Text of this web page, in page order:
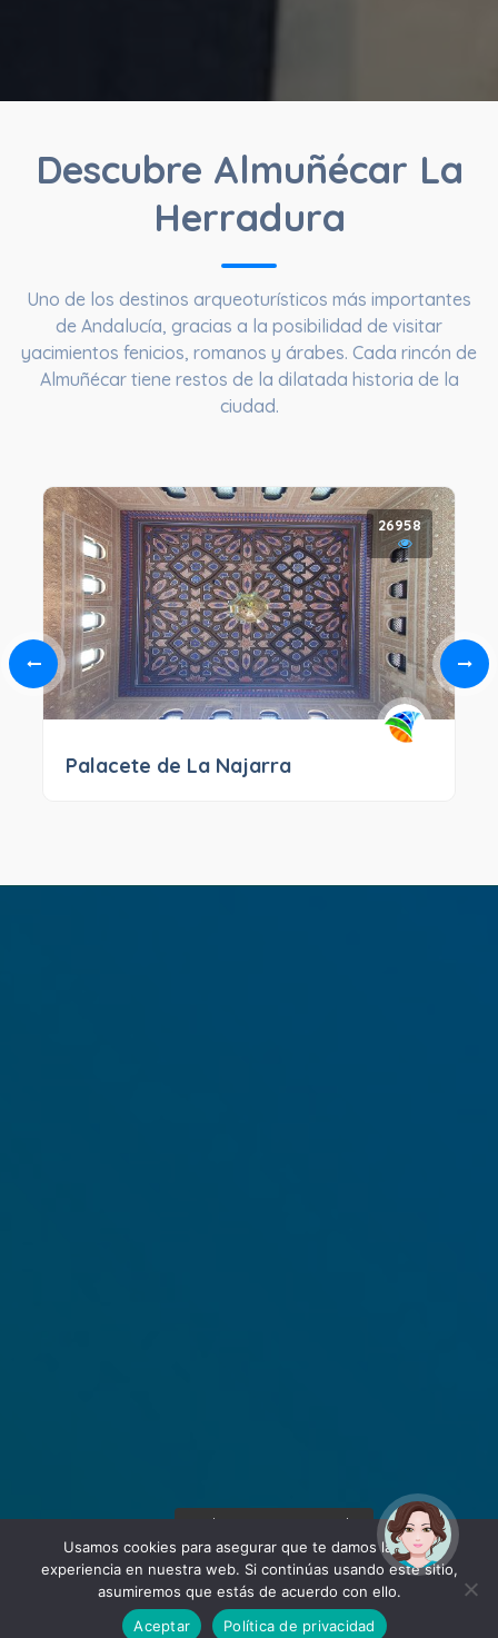
Descubre Almuñécar La
Herradura
Uno de los destinos arqueoturísticos más importantes
de Andalucía, gracias a la posibilidad de visitar
yacimientos fenicios, romanos y árabes. Cada rincón de
Almuñécar tiene restos de la dilatada historia de la
ciudad.
26958
Palacete de La Najarra
Usamos cookies para asegurar que te damos la mejor
experiencia en nuestra web. Si continúas usando este sitio,
asumiremos que estás de acuerdo con ello.
Aceptar
Política de privacidad
¡Hola! Soy Noy. ¿Puedo
ayudarte?